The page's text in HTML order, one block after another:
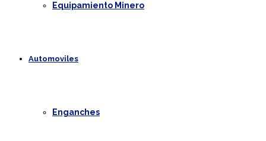
Equipamiento Minero
Automoviles
Enganches